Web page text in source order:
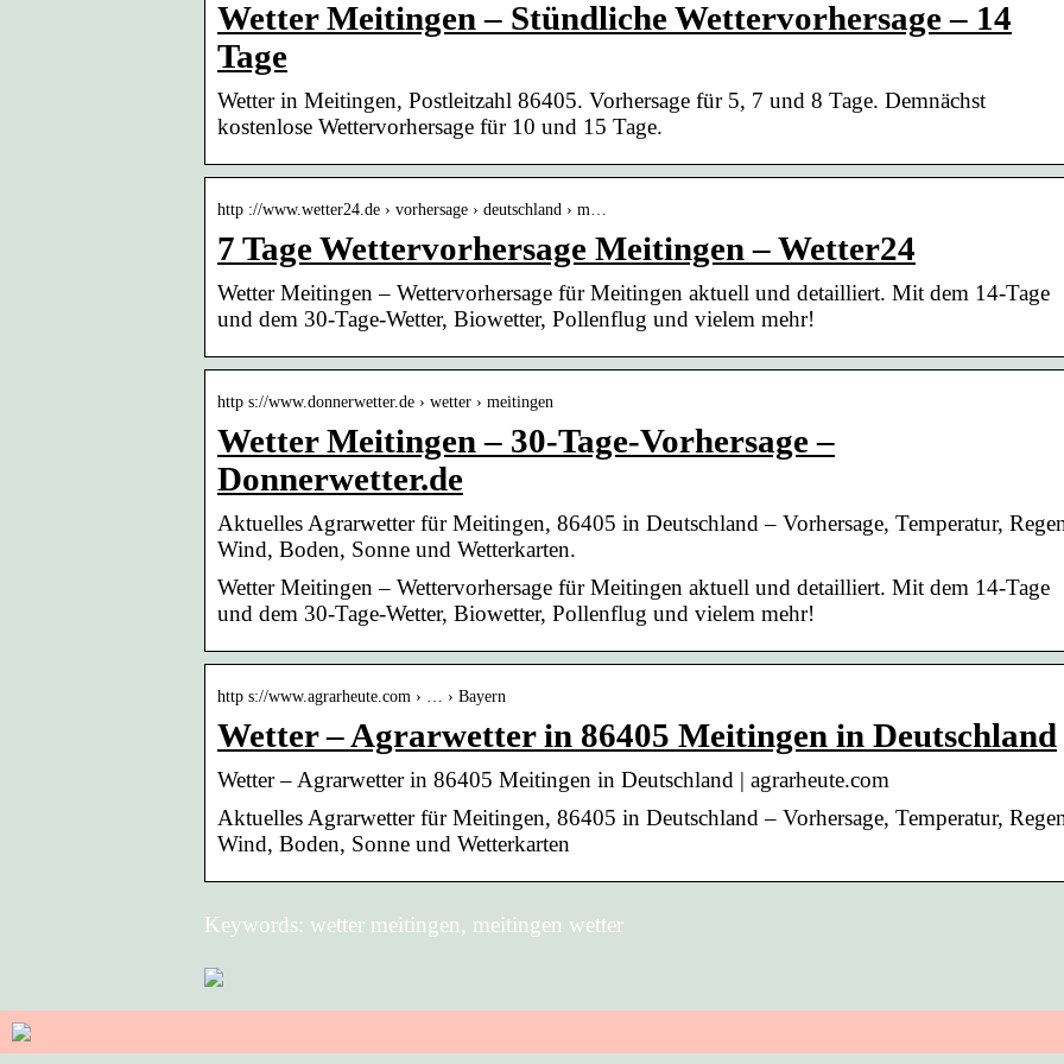
Wetter Meitingen – Stündliche Wettervorhersage – 14
Tage
Wetter in Meitingen, Postleitzahl 86405. Vorhersage für 5, 7 und 8 Tage. Demnächst
kostenlose Wettervorhersage für 10 und 15 Tage.
http ://www.wetter24.de › vorhersage › deutschland › m…
7 Tage Wettervorhersage Meitingen – Wetter24
Wetter Meitingen – Wettervorhersage für Meitingen aktuell und detailliert. Mit dem 14-Tage
und dem 30-Tage-Wetter, Biowetter, Pollenflug und vielem mehr!
http s://www.donnerwetter.de › wetter › meitingen
Wetter Meitingen – 30-Tage-Vorhersage –
Donnerwetter.de
Aktuelles Agrarwetter für Meitingen, 86405 in Deutschland – Vorhersage, Temperatur,
Wind, Boden, Sonne und Wetterkarten.
Wetter Meitingen – Wettervorhersage für Meitingen aktuell und detailliert. Mit dem 14-Tage
und dem 30-Tage-Wetter, Biowetter, Pollenflug und vielem mehr!
http s://www.agrarheute.com › … › Bayern
Wetter – Agrarwetter in 86405 Meitingen in Deutschland
Wetter – Agrarwetter in 86405 Meitingen in Deutschland | agrarheute.com
Aktuelles Agrarwetter für Meitingen, 86405 in Deutschland – Vorhersage, Temperatur,
Wind, Boden, Sonne und Wetterkarten
Keywords: wetter meitingen, meitingen wetter